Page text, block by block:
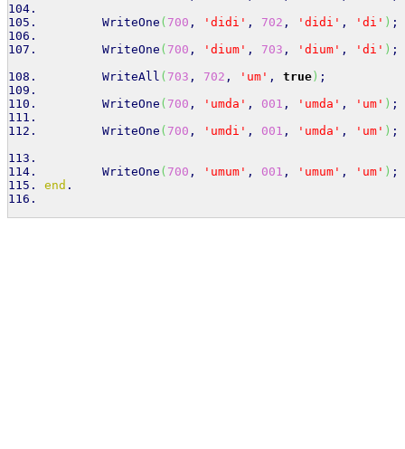
        WriteOne
( 700 , 'didi' , 702 , 'didi' , 'di' ) ;
        WriteOne
( 700 , 'dium' , 703 , 'dium' , 'di' ) ;
        WriteAll
( 703 , 702 , 'um' , true ) ;
        WriteOne
( 700 , 'umda' , 001 , 'umda' , 'um' ) ;
        WriteOne
( 700 , 'umdi' , 001 , 'umda' , 'um' ) ;
        WriteOne
( 700 , 'umum' , 001 , 'umum' , 'um' ) ;
end .